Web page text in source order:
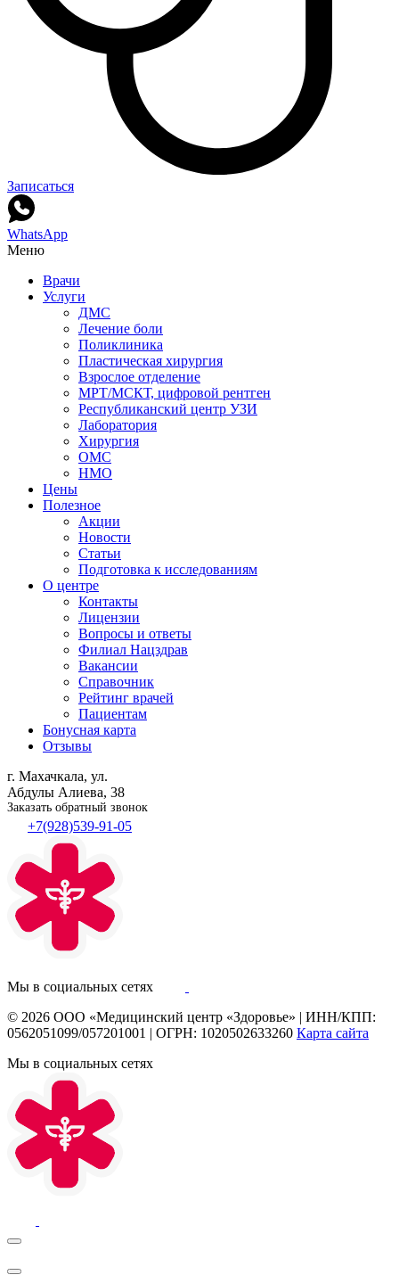
Записаться
WhatsApp
Меню
Врачи
Услуги
ДМС
Лечение боли
Поликлиника
Пластическая хирургия
Взрослое отделение
МРТ/МСКТ, цифровой рентген
Республиканский центр УЗИ
Лаборатория
Хирургия
ОМС
НМО
Цены
Полезное
Акции
Новости
Статьи
Подготовка к исследованиям
О центре
Контакты
Лицензии
Вопросы и ответы
Филиал Нацздрав
Вакансии
Справочник
Рейтинг врачей
Пациентам
Бонусная карта
Отзывы
г. Махачкала, ул.
Абдулы Алиева, 38
Заказать обратный звонок
+7(928)539-91-05
Мы в социальных сетях
© 2026 ООО «Медицинский центр «Здоровье» | ИНН/КПП:
0562051099/057201001 | ОГРН: 1020502633260 Карта сайта
Мы в социальных сетях